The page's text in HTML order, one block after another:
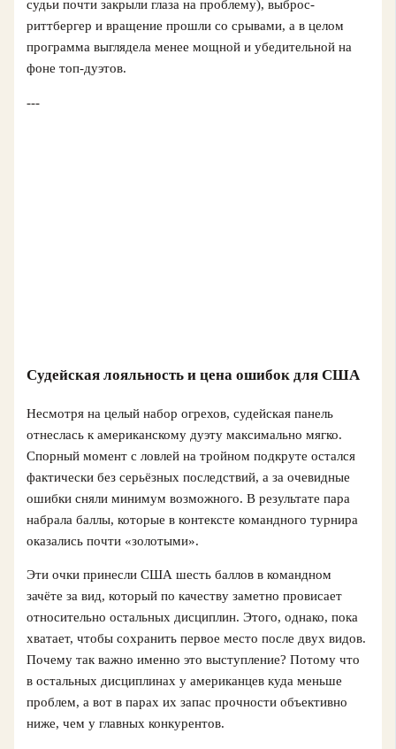
судьи почти закрыли глаза на проблему), выброс-
риттбергер и вращение прошли со срывами, а в целом
программа выглядела менее мощной и убедительной на
фоне топ-дуэтов.
---
Судейская лояльность и цена ошибок для США
Несмотря на целый набор огрехов, судейская панель
отнеслась к американскому дуэту максимально мягко.
Спорный момент с ловлей на тройном подкруте остался
фактически без серьёзных последствий, а за очевидные
ошибки сняли минимум возможного. В результате пара
набрала баллы, которые в контексте командного турнира
оказались почти «золотыми».
Эти очки принесли США шесть баллов в командном
зачёте за вид, который по качеству заметно провисает
относительно остальных дисциплин. Этого, однако, пока
хватает, чтобы сохранить первое место после двух видов.
Почему так важно именно это выступление? Потому что
в остальных дисциплинах у американцев куда меньше
проблем, а вот в парах их запас прочности объективно
ниже, чем у главных конкурентов.